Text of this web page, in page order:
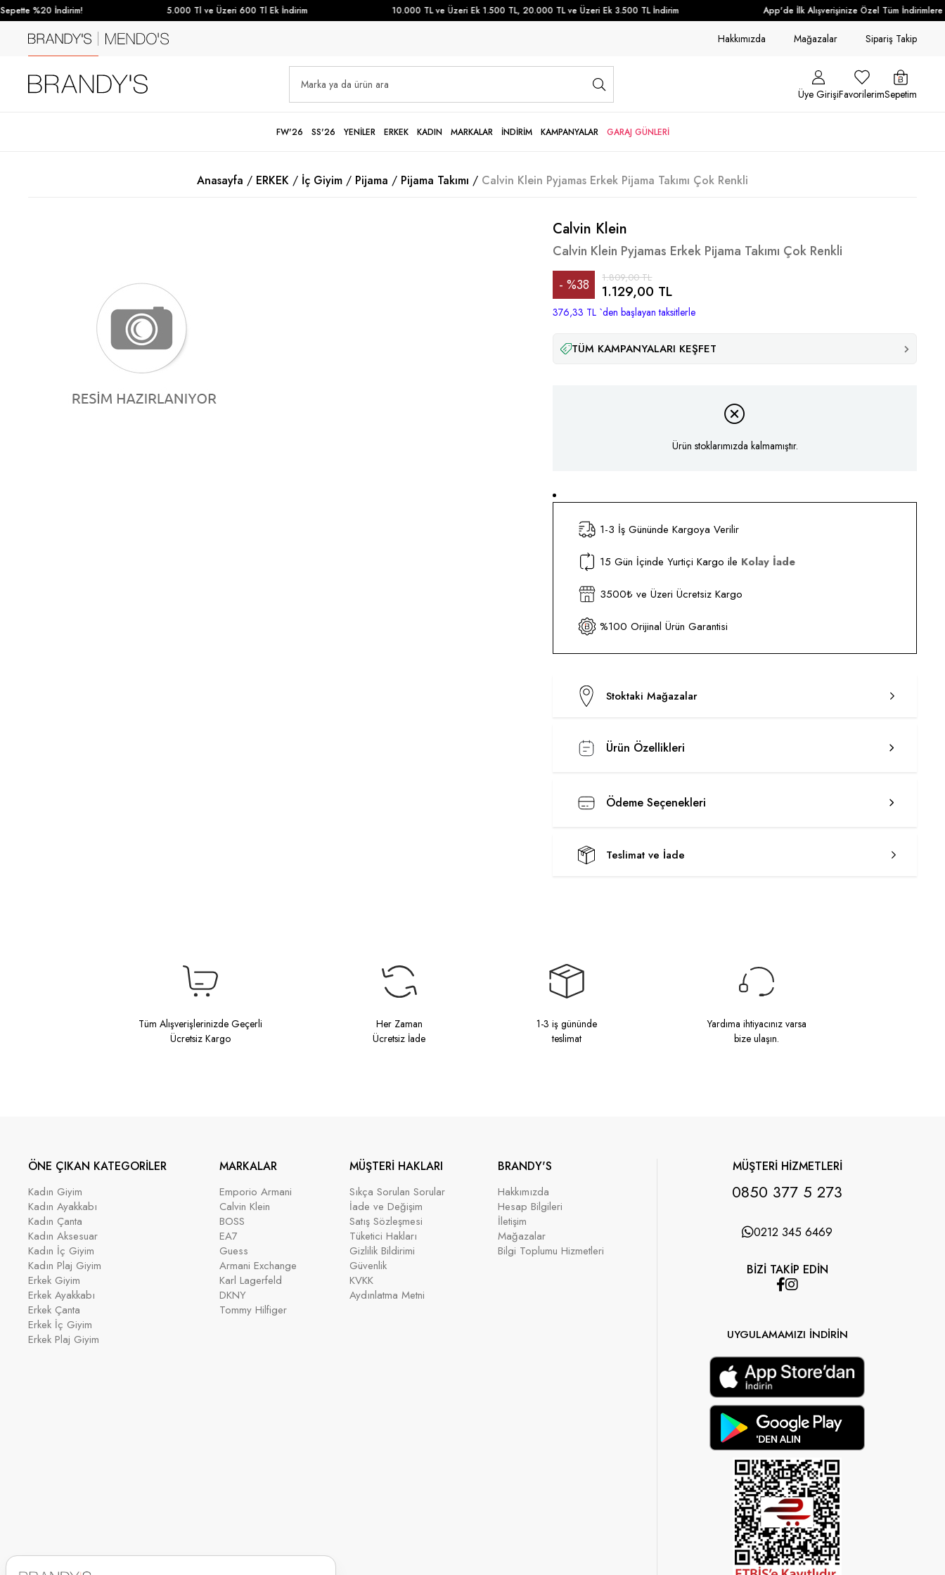
%20 İndirim! 5.000 Tl ve Üzeri 600 Tl Ek İndirim 10.000 TL ve Üzeri Ek 1.500 TL, 20.000 TL ve Üzeri Ek 3.500 TL İndirim App'de İlk Alışverişinize Özel Tüm İndirimlere
Hakkımızda Mağazalar Sipariş Takip
Üye GirişiFavorilerimSepetim
FW'26 SS'26 YENİLER ERKEK KADIN MARKALAR İNDİRİM KAMPANYALAR GARAJ GÜNLERİ
Anasayfa ERKEK İç Giyim Pijama Pijama Takımı Calvin Klein Pyjamas Erkek Pijama Takımı Çok Renkli
Calvin Klein
Calvin Klein Pyjamas Erkek Pijama Takımı Çok Renkli
%38
İndirim
1.809,00 TL
1.129,00 TL
376,33 TL `den başlayan taksitlerle
TÜM KAMPANYALARI KEŞFET
Ürün stoklarımızda kalmamıştır.
1-3 İş Gününde Kargoya Verilir
15 Gün İçinde Yurtiçi Kargo ile Kolay İade
3500₺ ve Üzeri Ücretsiz Kargo
%100 Orijinal Ürün Garantisi
Stoktaki Mağazalar
Ürün Özellikleri
Ödeme Seçenekleri
Teslimat ve İade
Tüm Alışverişlerinizde Geçerli
Ücretsiz Kargo
Her Zaman
Ücretsiz İade
1-3 iş gününde
teslimat
Yardıma ihtiyacınız varsa
bize ulaşın.
ÖNE ÇIKAN KATEGORİLER
Kadın Giyim
Kadın Ayakkabı
Kadın Çanta
Kadın Aksesuar
Kadın İç Giyim
Kadın Plaj Giyim
Erkek Giyim
Erkek Ayakkabı
Erkek Çanta
Erkek İç Giyim
Erkek Plaj Giyim
MARKALAR
Emporio Armani
Calvin Klein
BOSS
EA7
Guess
Armani Exchange
Karl Lagerfeld
DKNY
Tommy Hilfiger
MÜŞTERİ HAKLARI
Sıkça Sorulan Sorular
İade ve Değişim
Satış Sözleşmesi
Tüketici Hakları
Gizlilik Bildirimi
Güvenlik
KVKK
Aydınlatma Metni
BRANDY'S
Hakkımızda
Hesap Bilgileri
İletişim
Mağazalar
Bilgi Toplumu Hizmetleri
MÜŞTERİ HİZMETLERİ
0850 377 5 273
0212 345 6469
BİZİ TAKİP EDİN
UYGULAMAMIZI İNDİRİN